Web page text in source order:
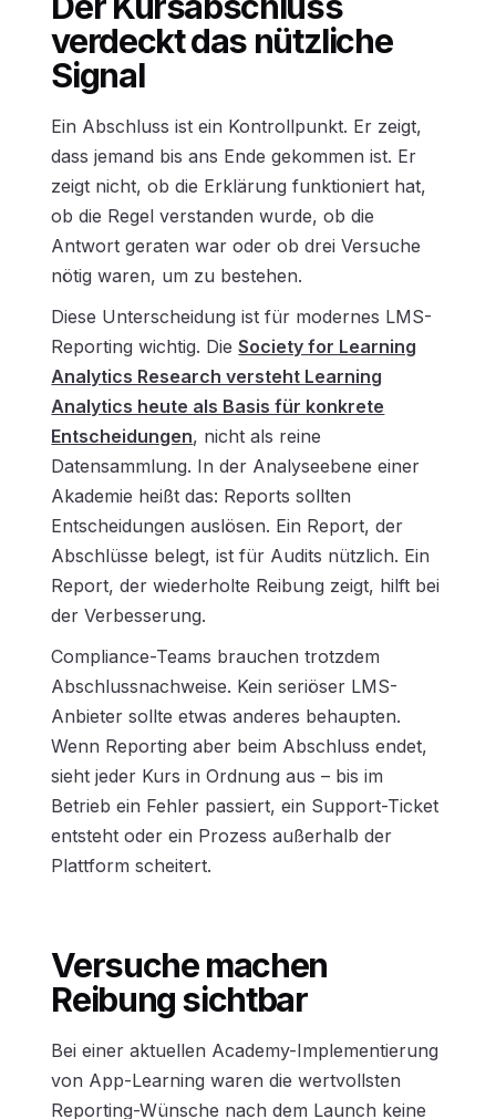
verdeckt das nützliche
Signal
Ein Abschluss ist ein Kontrollpunkt. Er zeigt,
dass jemand bis ans Ende gekommen ist. Er
zeigt nicht, ob die Erklärung funktioniert hat,
ob die Regel verstanden wurde, ob die
Antwort geraten war oder ob drei Versuche
nötig waren, um zu bestehen.
Diese Unterscheidung ist für modernes LMS-
Reporting wichtig. DieSociety for Learning
Analytics Research versteht Learning
Analytics heute als Basis für konkrete
Entscheidungen, nicht als reine
Datensammlung. In der Analyseebene einer
Akademie heißt das: Reports sollten
Entscheidungen auslösen. Ein Report, der
Abschlüsse belegt, ist für Audits nützlich. Ein
Report, der wiederholte Reibung zeigt, hilft bei
der Verbesserung.
Compliance-Teams brauchen trotzdem
Abschlussnachweise. Kein seriöser LMS-
Anbieter sollte etwas anderes behaupten.
Wenn Reporting aber beim Abschluss endet,
sieht jeder Kurs in Ordnung aus – bis im
Betrieb ein Fehler passiert, ein Support-Ticket
entsteht oder ein Prozess außerhalb der
Plattform scheitert.
Versuche machen
Reibung sichtbar
Bei einer aktuellen Academy-Implementierung
von App-Learning waren die wertvollsten
Reporting-Wünsche nach dem Launch keine